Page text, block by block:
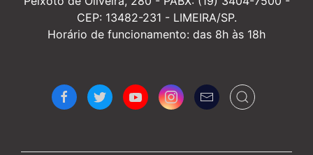
CEP: 13482-231 - LIMEIRA/SP.
Horário de funcionamento: das 8h às 18h